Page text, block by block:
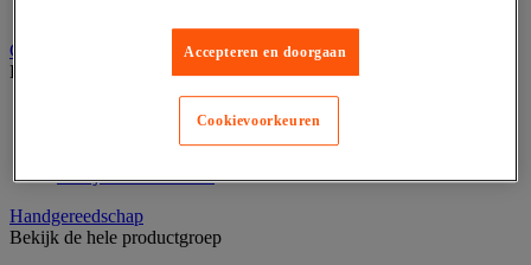
Gereedschap opbergen
Bekijk de hele productgroep
Assortimentsdoos en gereedschapkoffer
Verrijdbare werktafel
Handgereedschap
Bekijk de hele productgroep
Accepteren en doorgaan
Cookievoorkeuren